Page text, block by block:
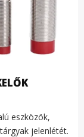
eszközök,
jelenlétét.